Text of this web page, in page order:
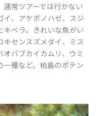
常ツアーでは行かない
イ、アケボノハゼ、スジ
キベラ。きれいな魚がい
キセンスズメダイ、ミス
バブカイカムリ、ウミ
一種など。柏島のポテン